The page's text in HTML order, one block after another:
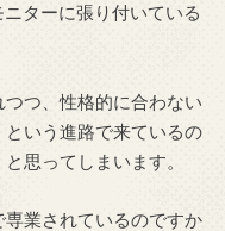
ターに張り付いている
つ、性格的に合わない
いう進路で来ているの
思ってしまいます。
業されているのですか